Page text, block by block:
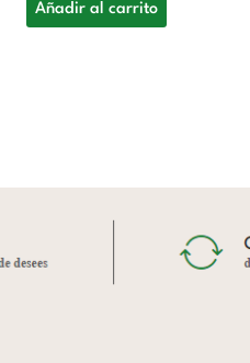
Añadir al carrito